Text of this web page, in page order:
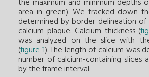
the maximum and minimum depths
area in green). We tracked down
determined by border delineation
calcium plaque. Calcium thickness (
was analyzed on the slice with
(figure 1). The length of calcium was
number of calcium-containing slices
by the frame interval.